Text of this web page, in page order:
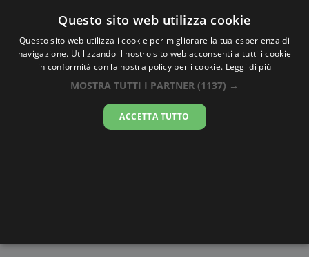
Oraesatta.co
Ora EsattaSeul
19:59:01
Questo sito web utilizza cookie
Questo sito web utilizza i cookie per migliorare la tua esperienza di
navigazione. Utilizzando il nostro sito web acconsenti a tutti i cookie
in conformità con la nostra policy per i cookie. Leggi di più
MOSTRA TUTTI I PARTNER (1137) →
ACCETTA TUTTO